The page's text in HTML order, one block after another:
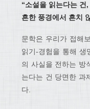
“소설을 읽는다는 건
흔한 풍경에서 흔치
문학은 우리가 접해
읽기-경험을 통해 생
의 사실을 전하는 방
는다는 건 당면한 과
다.